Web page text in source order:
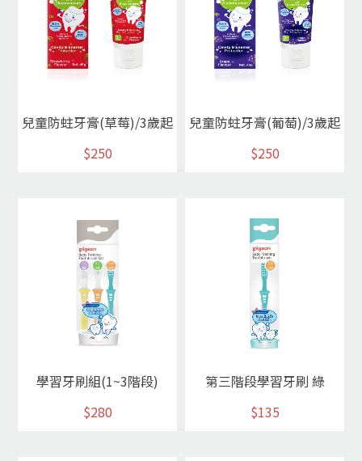
兒童防蛀牙膏(草莓)/3歲起
$250
兒童防蛀牙膏(葡萄)/3歲起
$250
學習牙刷組(1~3階段)
$280
第三階段學習牙刷 綠
$135